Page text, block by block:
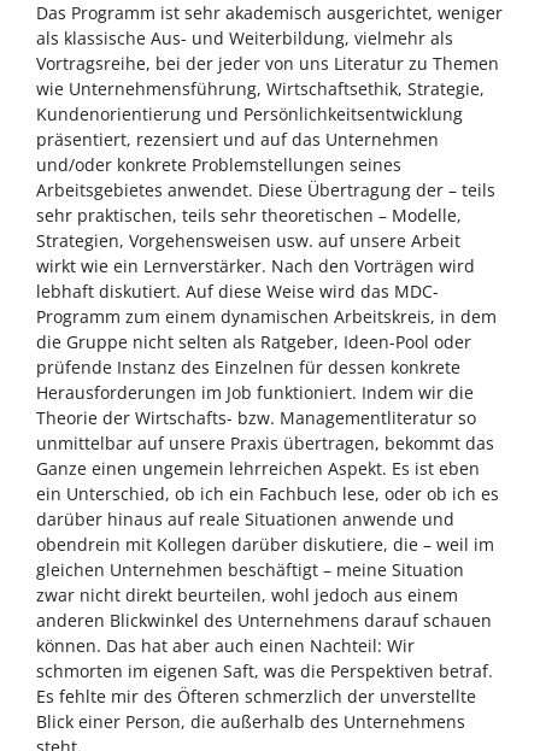
Das Programm ist sehr akademisch ausgerichtet, weniger
als klassische Aus- und Weiterbildung, vielmehr als
Vortragsreihe, bei der jeder von uns Literatur zu Themen
wie Unternehmensführung, Wirtschaftsethik, Strategie,
Kundenorientierung und Persönlichkeitsentwicklung
präsentiert, rezensiert und auf das Unternehmen
und/oder konkrete Problemstellungen seines
Arbeitsgebietes anwendet. Diese Übertragung der – teils
sehr praktischen, teils sehr theoretischen – Modelle,
Strategien, Vorgehensweisen usw. auf unsere Arbeit
wirkt wie ein Lernverstärker. Nach den Vorträgen wird
lebhaft diskutiert. Auf diese Weise wird das MDC-
Programm zum einem dynamischen Arbeitskreis, in dem
die Gruppe nicht selten als Ratgeber, Ideen-Pool oder
prüfende Instanz des Einzelnen für dessen konkrete
Herausforderungen im Job funktioniert. Indem wir die
Theorie der Wirtschafts- bzw. Managementliteratur so
unmittelbar auf unsere Praxis übertragen, bekommt das
Ganze einen ungemein lehrreichen Aspekt. Es ist eben
ein Unterschied, ob ich ein Fachbuch lese, oder ob ich es
darüber hinaus auf reale Situationen anwende und
obendrein mit Kollegen darüber diskutiere, die – weil im
gleichen Unternehmen beschäftigt – meine Situation
zwar nicht direkt beurteilen, wohl jedoch aus einem
anderen Blickwinkel des Unternehmens darauf schauen
können. Das hat aber auch einen Nachteil: Wir
schmorten im eigenen Saft, was die Perspektiven betraf.
Es fehlte mir des Öfteren schmerzlich der unverstellte
Blick einer Person, die außerhalb des Unternehmens